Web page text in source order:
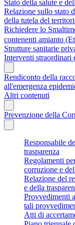
Stato della salute e
Relazione sullo stato
della tutela del
Richiedere lo
contenenti amianto
Strutture sanitarie
Interventi straordinari
Rendiconto della
all'emergenza
Altri contenuti
Prevenzione della
Responsabile
trasparenza
Regolamenti
corruzione e
Relazione del
e della
Provvedimenti
tali
Atti di